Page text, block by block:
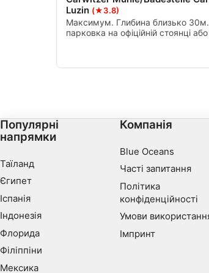
Luzin (★3.8)
Максимум. Глибина близько
парковка на офіційній стоянці або
Популярні
напрямки
Таїланд
Єгипет
Іспанія
Індонезія
Флорида
Філіппіни
Мексика
Компанія
Blue Oceans
Часті запитання
Політика
конфіденційності
Умови
Імпринт
Use limited data to select content
Necessary
Functional
Advertising